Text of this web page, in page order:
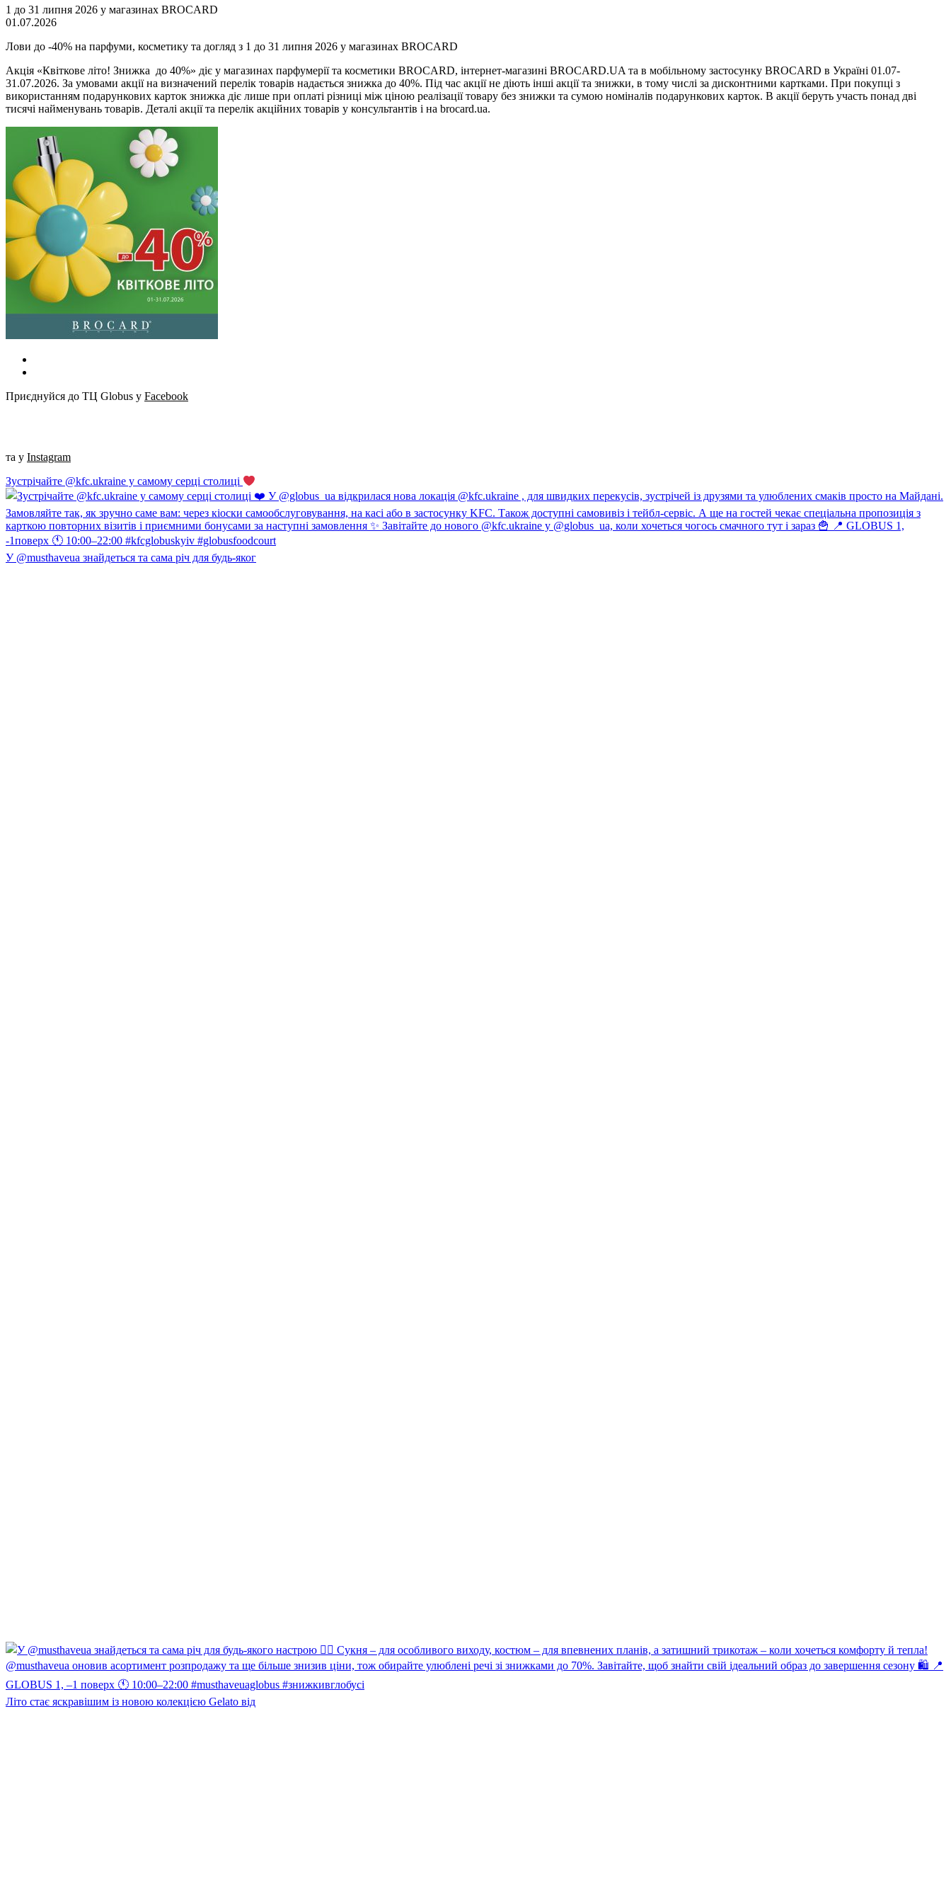
1 до 31 липня 2026 у магазинах BROCARD
01.07.2026
Лови до -40% на парфуми, косметику та догляд з 1 до 31 липня 2026 у магазинах BROCARD
Акція «Квіткове літо! Знижка до 40%» діє у магазинах парфумерії та косметики BROCARD, інтернет-магазині BROCARD.UA та в мобільному застосунку BROCARD в Україні 01.07-
31.07.2026. За умовами акції на визначений перелік товарів надається знижка до 40%. Під час акції не діють інші акції та знижки, в тому числі за дисконтними картками. При покупці з
використанням подарункових карток знижка діє лише при оплаті різниці між ціною реалізації товару без знижки та сумою номіналів подарункових карток. В акції беруть участь понад дві
тисячі найменувань товарів. Деталі акції та перелік акційних товарів у консультантів і на brocard.ua.
Приєднуйся до ТЦ Globus у Facebook
та у Instagram
Зустрічайте @kfc.ukraine у самому серці столиці
У @musthaveua знайдеться та сама річ для будь-яког
Літо стає яскравішим із новою колекцією Gelato від